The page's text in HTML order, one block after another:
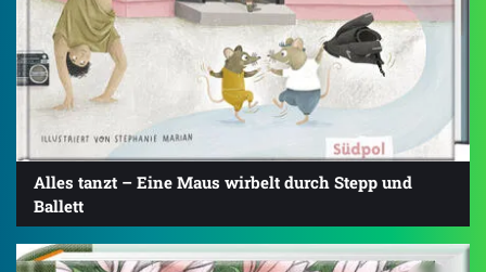
Alles tanzt – Eine Maus wirbelt durch Stepp und
Ballett